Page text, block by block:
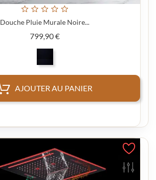
Douche Pluie Murale Noire...
799,90 €Prix
AJOUTER AU PANIER